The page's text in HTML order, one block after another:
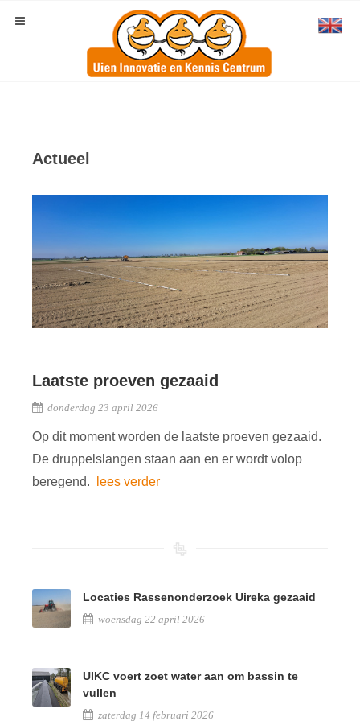
Actueel
Laatste proeven gezaaid
donderdag 23 april 2026
Op dit moment worden de laatste proeven gezaaid.
De druppelslangen staan aan en er wordt volop
beregend.
lees verder
Locaties Rassenonderzoek Uireka gezaaid
woensdag 22 april 2026
UIKC voert zoet water aan om bassin te
vullen
zaterdag 14 februari 2026